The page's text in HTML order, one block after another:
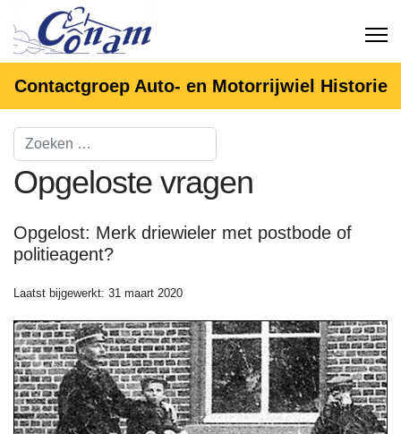
Contactgroep Auto- en Motorrijwiel Historie
Opgeloste vragen
Opgelost: Merk driewieler met postbode of
politieagent?
Laatst bijgewerkt: 31 maart 2020